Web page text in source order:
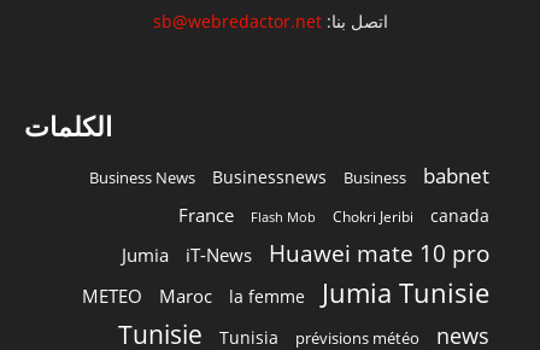
اتصل بنا:sb@webredactor.net
الكلمات
babnet
Business
Businessnews
Business News
canada
Chokri Jeribi
Flash Mob
France
Huawei mate 10 pro
iT-News
Jumia
Jumia Tunisie
la femme
Maroc
METEO
news
prévisions météo
Tunisia
Tunisie